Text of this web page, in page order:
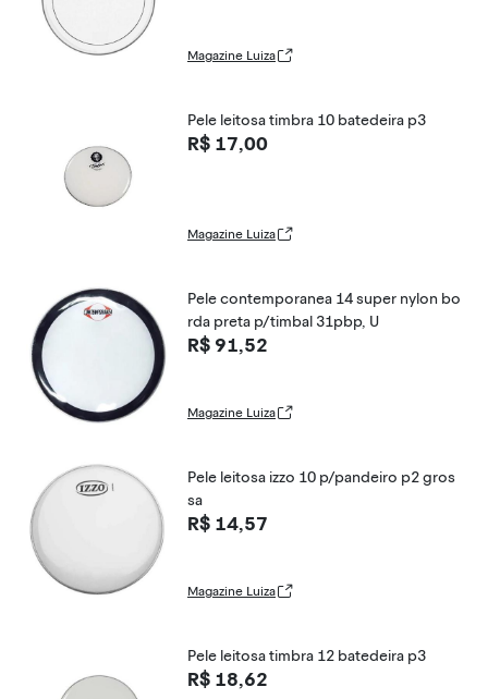
Magazine Luiza
Pele leitosa timbra 10 batedeira p3
R$ 17,00
Magazine Luiza
Pele contemporanea 14 super nylon bo
rda preta p/timbal 31pbp, U
R$ 91,52
Magazine Luiza
Pele leitosa izzo 10 p/pandeiro p2 gros
sa
R$ 14,57
Magazine Luiza
Pele leitosa timbra 12 batedeira p3
R$ 18,62